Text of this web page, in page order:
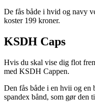
De fås både i hvid og navy
koster 199 kroner.
KSDH Caps
Hvis du skal vise dig flot
med KSDH Cappen.
Den fås både i en hvii og en
spandex bånd, som gør den